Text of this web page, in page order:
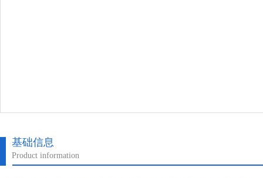
基础信息
Product information